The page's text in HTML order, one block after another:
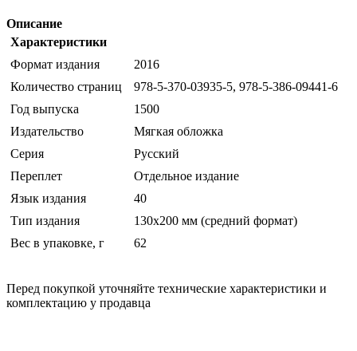
Описание
Характеристики
Формат издания
2016
Количество страниц
978-5-370-03935-5, 978-5-386-09441-6
Год выпуска
1500
Издательство
Мягкая обложка
Серия
Русский
Переплет
Отдельное издание
Язык издания
40
Тип издания
130х200 мм (средний формат)
Вес в упаковке, г
62
Перед покупкой уточняйте технические характеристики и
комплектацию у продавца